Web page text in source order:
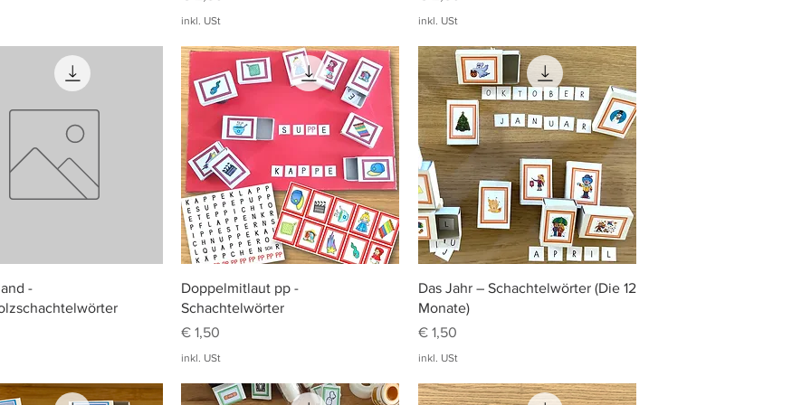
inkl. USt inkl. USt
Schnellansicht
-
Schnellansicht
Doppelmitlaut pp -
Schachtelwörter
Preis
€ 1,50
inkl. USt
Schnellansicht
Das Jahr – Schachtelwörter (Die 12
Monate)
Preis
€ 1,50
inkl. USt